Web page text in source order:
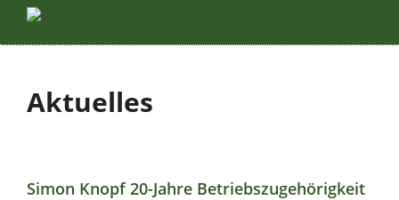
Aktuelles
Simon Knopf 20-Jahre Betriebszugehörigkeit